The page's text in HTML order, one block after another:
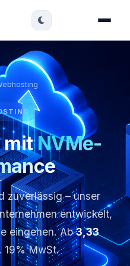
mitNVMe-
zuverlässig – unser
entwickelt,
eingehen. Ab3,33
19% MwSt.